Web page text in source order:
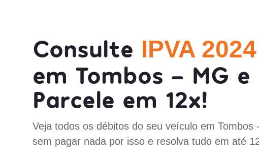
Consulte IPVA 2024
em Tombos - MG e
Parcele em 12x!
Veja todos os débitos do seu veículo em Tombos
sem pagar nada por isso e resolva tudo em até